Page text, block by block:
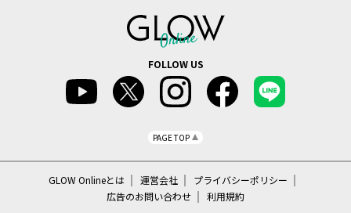
FOLLOW US
PAGE TOP
GLOW Onlineとは 運営会社
プライバシーポリシー
広告のお問い合わせ
利用規約